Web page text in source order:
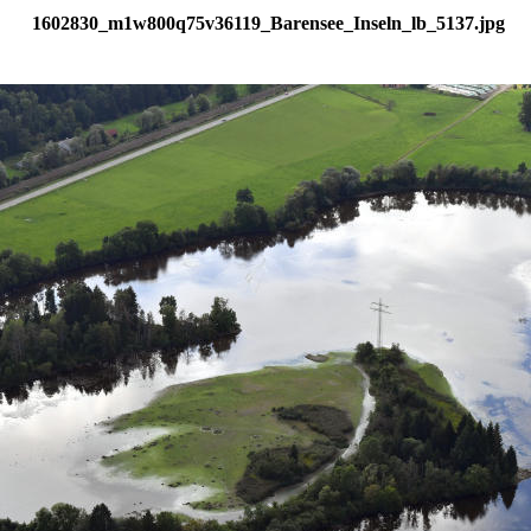
1602830_m1w800q75v36119_Barensee_Inseln_lb_5137.jpg